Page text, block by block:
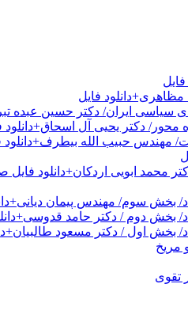
فایل
سیاسی ایران/ دکتر حسین عبده
دکتر یحیی آل اسحاق+دانلود
مهندس حبیب الله بیطرف+دانلود
محمد ابویی اردکان+دانلود فایل
بخش سوم/ مهندس پیمان
بخش دوم / دکتر حامد
بخش اول / دکتر مسعود
مریخ
تقوی